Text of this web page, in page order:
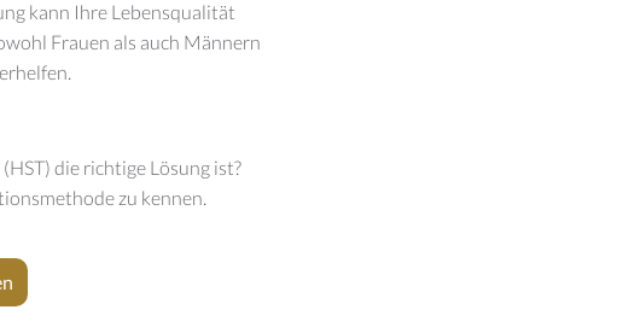
kann Ihre Lebensqualität
Frauen als auch Männern
die richtige Lösung ist?
zu kennen.